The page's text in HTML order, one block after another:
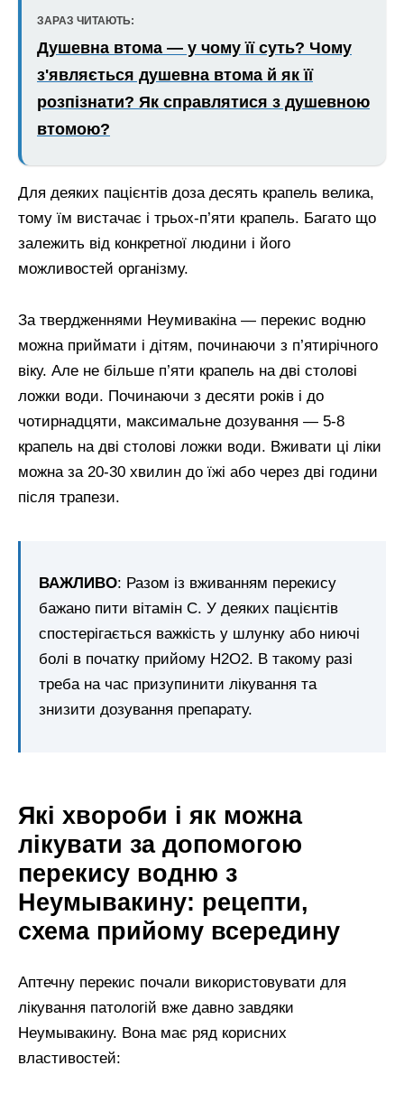
ЗАРАЗ ЧИТАЮТЬ:
Душевна втома — у чому її суть? Чому
з'являється душевна втома й як її
розпізнати? Як справлятися з душевною
втомою?
Для деяких пацієнтів доза десять крапель велика,
тому їм вистачає і трьох-п’яти крапель. Багато що
залежить від конкретної людини і його
можливостей організму.
За твердженнями Неумивакіна — перекис водню
можна приймати і дітям, починаючи з п’ятирічного
віку. Але не більше п’яти крапель на дві столові
ложки води. Починаючи з десяти років і до
чотирнадцяти, максимальне дозування — 5-8
крапель на дві столові ложки води. Вживати ці ліки
можна за 20-30 хвилин до їжі або через дві години
після трапези.
ВАЖЛИВО: Разом із вживанням перекису
бажано пити вітамін С. У деяких пацієнтів
спостерігається важкість у шлунку або ниючі
болі в початку прийому Н2О2. В такому разі
треба на час призупинити лікування та
знизити дозування препарату.
Які хвороби і як можна
лікувати за допомогою
перекису водню з
Неумывакину: рецепти,
схема прийому всередину
Аптечну перекис почали використовувати для
лікування патологій вже давно завдяки
Неумывакину. Вона має ряд корисних
властивостей: